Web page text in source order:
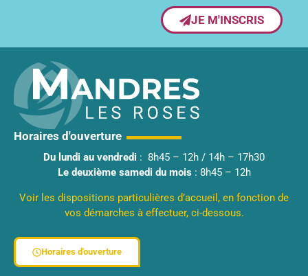
JE M'INSCRIS
Horaires d'ouverture
Du lundi au vendredi : 8h45 – 12h / 14h – 17h30
Le deuxième samedi du mois: 8h45 – 12h
Voir les dispositions particulières d’accueil, en fonction de
vos démarches à effectuer, ci-dessous.
Horaires d'ouverture